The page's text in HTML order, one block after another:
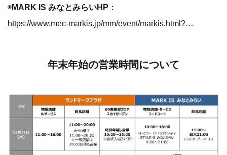
◉MARK IS みなとみらいHP ：
https://www.mec-markis.jp/mm/event/markis.html?mode=store&aid=62540&f=TOP&w=62540#EV62540
年末年始の営業時間について